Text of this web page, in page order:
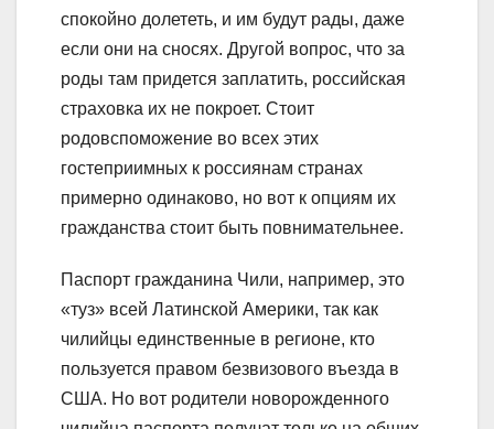
спокойно долететь, и им будут рады, даже
если они на сносях. Другой вопрос, что за
роды там придется заплатить, российская
страховка их не покроет. Стоит
родовспоможение во всех этих
гостеприимных к россиянам странах
примерно одинаково, но вот к опциям их
гражданства стоит быть повнимательнее.
Паспорт гражданина Чили, например, это
«туз» всей Латинской Америки, так как
чилийцы единственные в регионе, кто
пользуется правом безвизового въезда в
США. Но вот родители новорожденного